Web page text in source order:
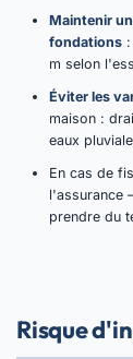
Maintenir
fondations
m selon
Éviter les
maison :
eaux
En cas de
l'assurance
prendre du
Risque